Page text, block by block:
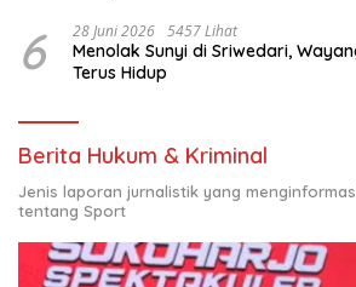
6 28 Juni 2026 5457 Lihat
Menolak Sunyi di Sriwedari,
Terus Hidup
Berita Hukum & Kriminal
Jenis laporan jurnalistik yang
tentang Sport